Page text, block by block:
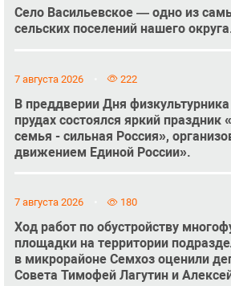
Село Васильевское — одно из
сельских поселений нашего
7 августа 2026 222
В преддверии Дня
прудах состоялся яркий праздник
семья - сильная Россия»,
движением Единой России».
7 августа 2026 180
Ход работ по обустройству
площадки на территории
в микрорайоне Семхоз оценили
Совета Тимофей Лагутин и